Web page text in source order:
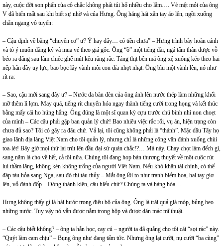
này, cuộc đời son phấn của cô chắc không phải tủi hổ nhiều cho lắm…. Vẻ mệt mỏi của ông
V đã biến mất sau khi biết sự nhờ vả của Hưng. Ông hăng hái xắn tay áo lên, ngồi xuống
chắn ngang vô tuyến:
– Cậu định về bằng “chuyên cơ” ư? Ý hay đấy… có tiền chưa” – Hưng trình bày hoàn cảnh
và tỏ ý muốn đăng ký và mua vé theo giá gốc. Ông “ồ” một tiếng dài, ngả tấm thân được vỗ
béo ra đằng sau làm chiếc ghế mút kêu răng rắc. Tảng thịt bên má ông xệ xuống kéo theo hai
nếp hằn đầy uy lực, bao bọc lấy vành môi con đỉa nhợt nhạt. Ông bĩu một vành lên, nó như
rít ra:
– Sao, cậu mới sang đây ư? – Nước da bàn đèn của ông ánh lên nước thép làm những khối
mỡ thêm lì lợm. May quá, tiếng rít chuyển hóa ngay thành tiếng cười trong họng và kết thúc
bằng mấy cái ho húng hắng. Ông đúng là một sĩ quan kỳ cựu trước chú binh nhì non choẹt
của mình – Các cậu phải gặp ban quản lý chứ! Bao nhiêu việc rắc rối, vụ án, hiện trạng còn
chưa đủ sao? Tôi có gây ra đâu chứ. Vả lại, tôi cũng không phải là “thánh”. Mặc dầu Tây họ
giao lãnh địa làng Việt Nam cho tôi quản lý, nhưng chỉ là những công văn đánh xuống chùi
toa-lét! Bây giờ mọi thứ lại trút lên đầu đại sứ quán chắc!?… Mà này. Chạy chọt làm đếch gì,
sang năm là cho về hết, cả tôi nữa. Chúng tôi đang họp bàn thương thuyết về một cuộc rút
lui thầm lặng, không kèn không trống của người Việt Nam. Nếu khó khăn tài chính, có thể
đáp tàu hỏa sang Nga, sau đó thì tàu thủy – Mắt ông lồi to như tranh biếm họa, hai tay giơ
lên, vỗ đánh đốp – Đóng thành kiện, cậu hiểu chứ? Chúng ta và hàng hóa…
Hưng không thấy gì là hài hước trong điệu bộ của ông. Ông là trái quả già móp, bủng beo
những nước. Tuy vậy nó vẫn được nằm trong hộp và được dán mác mĩ thuật.
– Các cậu biết không? – ông ta hằn học, cay cú – người ta đã quẳng cho tôi cái “sọt rác” này.
“Quýt làm cam chịu” – Bụng ông như đang tấm tức. Nhưng ông lại cười, nụ cười “ba cùng”